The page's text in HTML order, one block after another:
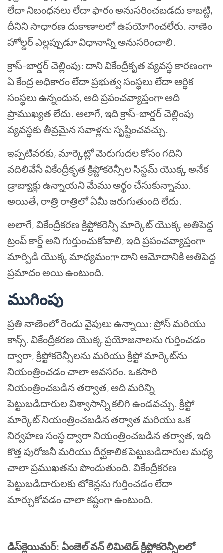
లేదా నిబంధనలు లేదా ఫారం అనుసరించబడదు కాబట్టి,
దీనిని సాధారణ దుకాణాలలో ఉపయోగించలేరు. నాణెం
హోల్డర్ ఎల్లప్పుడూ విధానాన్ని అనుసరించాలి.
క్రాస్-బార్డర్ చెల్లింపు: దాని వికేంద్రీకృత వ్యవస్థ కారణంగా
ఏ కేంద్ర అధికారం లేదా ప్రభుత్వ సంస్థలు లేదా ఆర్థిక
సంస్థలు ఉన్నందున, అది ప్రపంచవ్యాప్తంగా అది
ప్రాముఖ్యత లేదు. అలాగే, ఇది క్రాస్-బార్డర్ చెల్లింపు
వ్యవస్థకు తీవ్రమైన సవాళ్లను సృష్టించవచ్చు.
ఇప్పటివరకు, మార్కెట్లో మెరుగుదల కోసం గదిని
వదిలివేసే వికేంద్రీకృత క్రిప్టోకరెన్సీల సిస్టమ్ యొక్క అనేక
డ్రాబ్యాక్లు ఉన్నాయని మేము అర్థం చేసుకున్నాము.
అయితే, రాత్రి రాత్రిలో ఏమీ జరుగుతుంది లేదు.
అలాగే, వికేంద్రీకరణ క్రిప్టోకరెన్సీ మార్కెట్ యొక్క అతిపెద్ద
ట్రంప్ కార్డ్ అని గుర్తుంచుకోవాలి, ఇది ప్రపంచవ్యాప్తంగా
మార్పిడి యొక్క మాధ్యమంగా దాని ఆమోదానికి అతిపెద్ద
ప్రమాదం అయి ఉంటుంది.
ముగింపు
ప్రతి నాణెంలో రెండు వైపులు ఉన్నాయి: ప్రోస్ మరియు
కాన్స్. వికేంద్రీకరణ యొక్క ప్రయోజనాలను గుర్తించడం
ద్వారా, క్రిప్టోకరెన్సీలను మరియు క్రిప్టో మార్కెట్‌ను
నియంత్రించడం చాలా అవసరం. ఒకసారి
నియంత్రించబడిన తర్వాత, అది మరిన్ని
పెట్టుబడిదారుల విశ్వాసాన్ని కలిగి ఉండవచ్చు. క్రిప్టో
మార్కెట్ నియంత్రించబడిన తర్వాత మరియు ఒక
నిర్వహణ సంస్థ ద్వారా నియంత్రించబడిన తర్వాత, ఇది
కొత్త పురోజనీ మరియు దీర్ఘకాలిక పెట్టుబడిదారుల మధ్య
చాలా ప్రముఖతను పొందుతుంది. వికేంద్రీకరణ
పెట్టుబడిదారులకు టోకెన్లను గుర్తించడం లేదా
మార్చుకోవడం చాలా కష్టంగా ఉంటుంది.
డిస్‌క్లెయిమర్: ఏంజెల్ వన్ లిమిటెడ్ క్రిప్టోకరెన్సీలలో